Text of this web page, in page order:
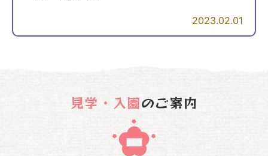
2023.02.01
見学・入園のご案内